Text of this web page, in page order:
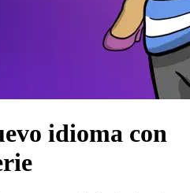
idioma con